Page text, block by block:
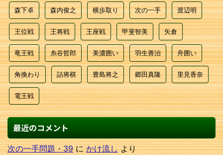
森下卓 森内俊之 横歩取り 次の一手 渡辺明
王位戦 王将戦 王座戦 甲斐智美 矢倉
竜王戦 糸谷哲郎 美濃囲い 羽生善治 舟囲い
角換わり 詰将棋 豊島将之 郷田真隆 里見香奈
電王戦
最近のコメント
次の一手問題・39にかけ流しより